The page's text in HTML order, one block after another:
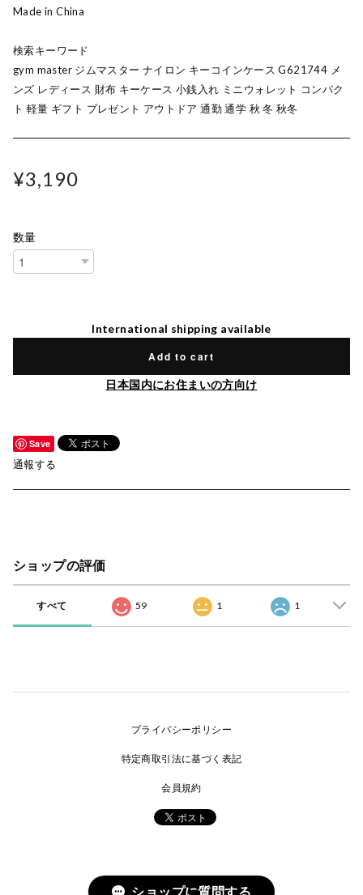
Made in China
検索キーワード
gym master ジムマスター ナイロン キーコインケース G621744 メ
ンズ レディース 財布 キーケース 小銭入れ ミニウォレット コンパク
ト 軽量 ギフト プレゼント アウトドア 通勤 通学 秋 冬 秋冬
¥3,190
数量
International shipping available
Add to cart
日本国内にお住まいの方向け
Save
通報する
ショップの評価
すべて 59 1 1
プライバシーポリシー
特定商取引法に基づく表記
会員規約
ショップに質問する